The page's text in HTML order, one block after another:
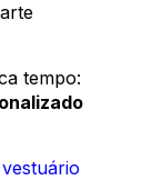
tempo: